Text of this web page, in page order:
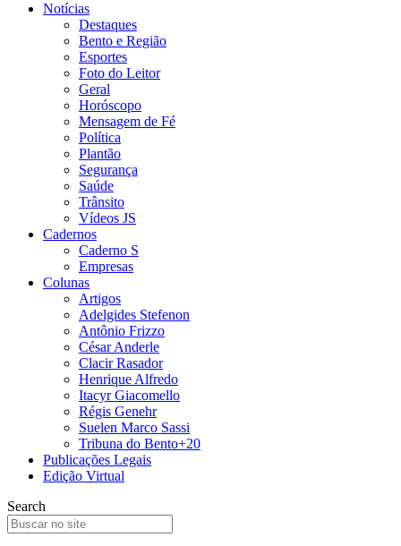
Notícias
Destaques
Bento e Região
Esportes
Foto do Leitor
Geral
Horóscopo
Mensagem de Fé
Política
Plantão
Segurança
Saúde
Trânsito
Vídeos JS
Cadernos
Caderno S
Empresas
Colunas
Artigos
Adelgides Stefenon
Antônio Frizzo
César Anderle
Clacir Rasador
Henrique Alfredo
Itacyr Giacomello
Régis Genehr
Suelen Marco Sassi
Tribuna do Bento+20
Publicações Legais
Edição Virtual
Search